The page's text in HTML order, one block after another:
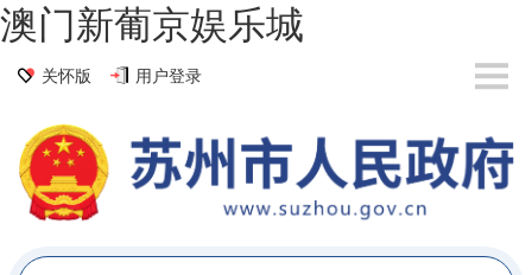
澳门新葡京娱乐城
关怀版 用户登录